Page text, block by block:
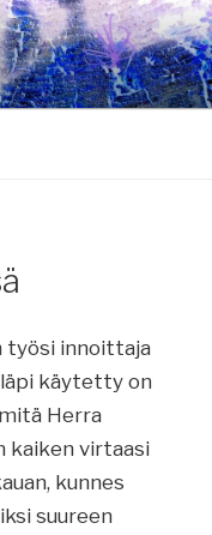
työsi innoittaja
läpi käytetty on
Herra
kaiken virtaasi
kunnes
suureen